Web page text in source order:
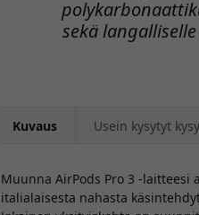
sekä
Kuvaus Usein kysytyt
Muunna AirPods Pro 3 -laitteesi
italialaisesta nahasta